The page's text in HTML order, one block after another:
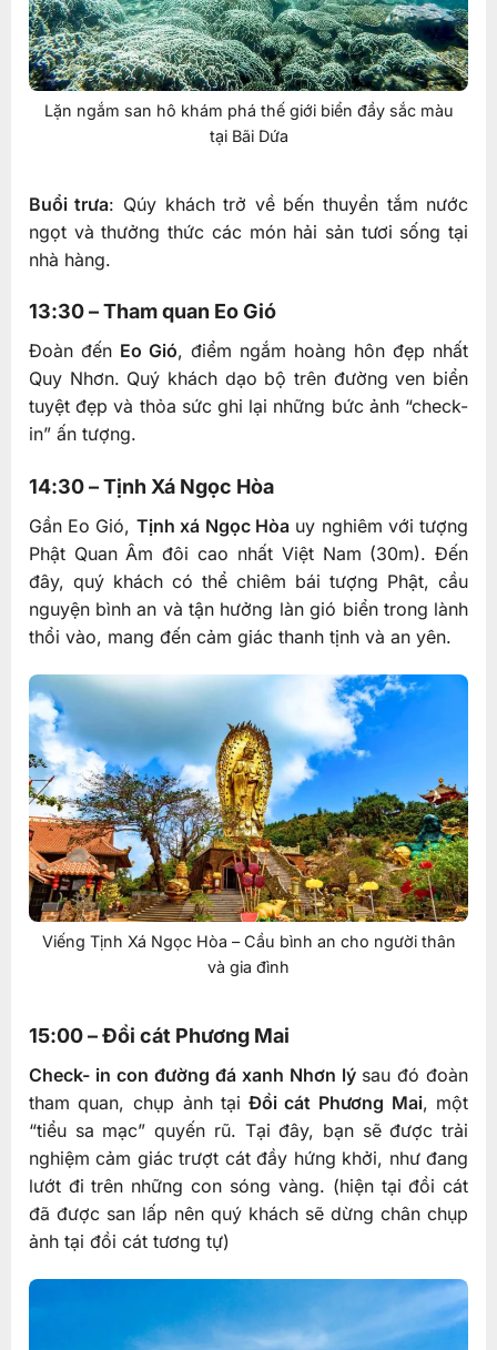
Lặn ngắm san hô khám phá thế giới biển đầy sắc màu
tại Bãi Dứa
Buổi trưa: Qúy khách trở về bến thuyền tắm nước
ngọt và thưởng thức các món hải sản tươi sống tại
nhà hàng.
13:30 – Tham quan Eo Gió
Đoàn đến Eo Gió, điểm ngắm hoàng hôn đẹp nhất
Quy Nhơn. Quý khách dạo bộ trên đường ven biển
tuyệt đẹp và thỏa sức ghi lại những bức ảnh “check-
in” ấn tượng.
14:30 – Tịnh Xá Ngọc Hòa
Gần Eo Gió, Tịnh xá Ngọc Hòauy nghiêm với tượng
Phật Quan Âm đôi cao nhất Việt Nam (30m). Đến
đây, quý khách có thể chiêm bái tượng Phật, cầu
nguyện bình an và tận hưởng làn gió biển trong lành
thổi vào, mang đến cảm giác thanh tịnh và an yên.
Viếng Tịnh Xá Ngọc Hòa – Cầu bình an cho người thân
và gia đình
15:00 – Đồi cát Phương Mai
Check- in con đường đá xanh Nhơn lý sau đó đoàn
tham quan, chụp ảnh tại Đồi cát Phương Mai, một
“tiểu sa mạc” quyến rũ. Tại đây, bạn sẽ được trải
nghiệm cảm giác trượt cát đầy hứng khởi, như đang
lướt đi trên những con sóng vàng. (hiện tại đồi cát
đã được san lấp nên quý khách sẽ dừng chân chụp
ảnh tại đồi cát tương tự)